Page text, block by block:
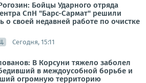
Бойцы Ударного отряда
СпН "Барс-Сармат" решили
о своей недавней работе по очистке
Сегодня, 15:11
В Корсуни тяжело заболел
в междоусобной борьбе и
огромную территорию